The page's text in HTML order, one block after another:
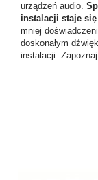
urządzeń audio.
instalacji staje
mniej
doskonałym
instalacji.